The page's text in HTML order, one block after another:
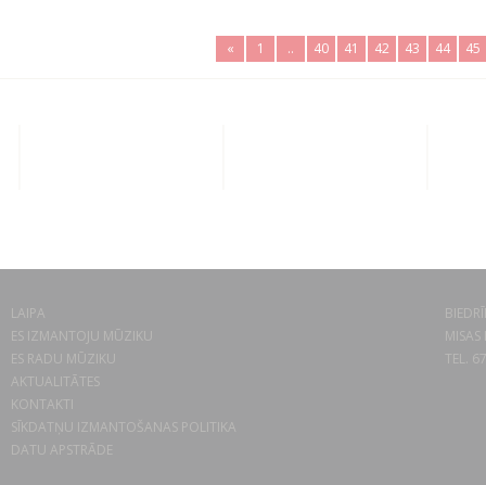
« 1 .. 40 41 42 43 44 45
LAIPA
ES IZMANTOJU MŪZIKU
ES RADU MŪZIKU
AKTUALITĀTES
KONTAKTI
SĪKDATŅU IZMANTOŠANAS POLITIKA
DATU APSTRĀDE
TEL.